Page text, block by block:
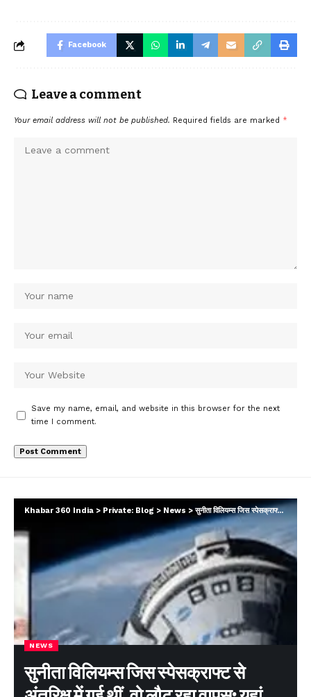
Facebook
Leave a comment
Your email address will not be published. Required fields are marked *
Save my name, email, and website in this browser for the next
time I comment.
Khabar 360 India > Private: Blog > News >सुनीता विलियम्स जिस स्पेसक्राफ्ट से अंतरिक्ष में गई थीं, वो लौट रहा वापस; यहां देख सकेंगे LIVE…
NEWS
सुनीता विलियम्स जिस स्पेसक्राफ्ट से